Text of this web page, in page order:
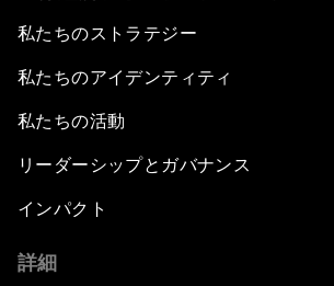
私たちのストラテジー
私たちのアイデンティティ
私たちの活動
リーダーシップとガバナンス
インパクト
詳細